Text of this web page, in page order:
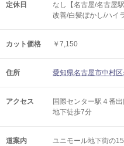
定休日
なし【名古屋/名古屋
改善/白髪ぼかし/ハイ
カット価格 ￥7,150
住所 愛知県名古屋市中村
アクセス
国際センター駅４番
地下徒歩7分
道案内
ユニモール地下街の